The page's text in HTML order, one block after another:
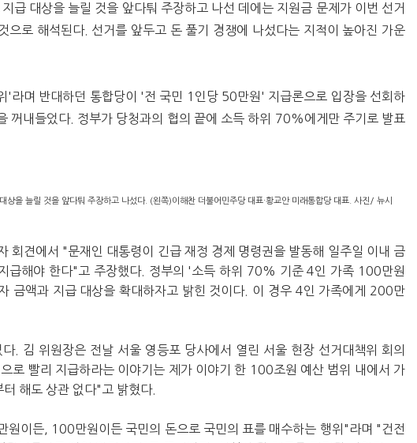
급 대상을 늘릴 것을 앞다퉈 주장하고 나선 데에는 지원금 문제가 이번 선거
으로 해석된다. 선거를 앞두고 돈 풀기 경쟁에 나섰다는 지적이 높아진 가운
'라며 반대하던 통합당이 '전 국민 1인당 50만원' 지급론으로 입장을 선회하
꺼내들었다. 정부가 당청과의 협의 끝에 소득 하위 70%에게만 주기로 발표
을 늘릴 것을 앞다퉈 주장하고 나섰다. (왼쪽)이해찬 더불어민주당 대표·황교안 미래통합당 대표. 사진/ 뉴시
회견에서 "문재인 대통령이 긴급 재정 경제 명령권을 발동해 일주일 이내 금
급해야 한다"고 주장했다. 정부의 '소득 하위 70% 기준 4인 가족 100만원
금액과 지급 대상을 확대하자고 밝힌 것이다. 이 경우 4인 가족에게 200만
. 김 위원장은 전날 서울 영등포 당사에서 열린 서울 현장 선거대책위 회의
로 빨리 지급하라는 이야기는 제가 이야기 한 100조원 예산 범위 내에서 가
해도 상관 없다"고 밝혔다.
이든, 100만원이든 국민의 돈으로 국민의 표를 매수하는 행위"라며 "건전